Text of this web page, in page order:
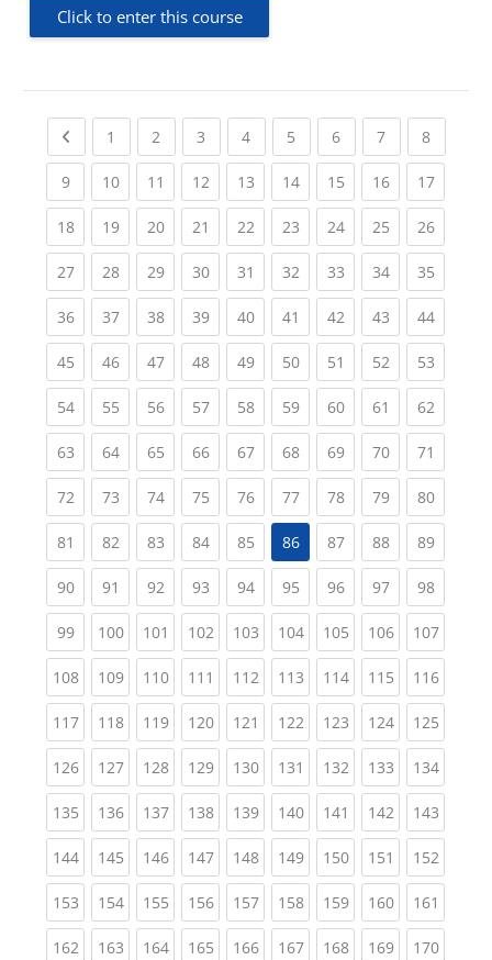
Click to enter this course
Previous page
1 (current)
2 (current)
3 (current)
4(current)
5 (current)
6(current)
7(current)
8(current)
9(current)
10(current)
11 (current)
12(current)
13(current)
14(current)
15(current)
16(current)
17
18(current)
19(current)
20(current)
21 (current)
22(current)
23(current)
24(current)
25(current)
26
27(current)
28(current)
29(current)
30(current)
31 (current)
32(current)
33(current)
34(current)
35
36(current)
37(current)
38(current)
39(current)
40(current)
41 (current)
42(current)
43(current)
44
45(current)
46(current)
47(current)
48(current)
49(current)
50(current)
51 (current)
52(current)
53
54(current)
55(current)
56(current)
57(current)
58(current)
59(current)
60(current)
61 (current)
62
63(current)
64(current)
65(current)
66(current)
67(current)
68(current)
69(current)
70(current)
71
72(current)
73(current)
74(current)
75(current)
76(current)
77(current)
78(current)
79(current)
80
81 (current)
82(current)
83(current)
84(current)
85(current)
86 87(current)
88(current)
89
90(current)
91 (current)
92(current)
93(current)
94(current)
95(current)
96(current)
97(current)
98
99(current)
100(current)
101 (current)
102(current)
103(current)
104(current)
105(current)
106(current)
107
108(current)
109(current)
110(current)
111 (current)
112(current)
113(current)
114(current)
115(current)
116
117(current)
118(current)
119(current)
120(current)
121 (current)
122(current)
123(current)
124(current)
125
126(current)
127(current)
128(current)
129(current)
130(current)
131 (current)
132(current)
133(current)
134
135(current)
136(current)
137(current)
138(current)
139(current)
140(current)
141 (current)
142(current)
143
144(current)
145(current)
146(current)
147(current)
148(current)
149(current)
150(current)
151 (current)
152
153(current)
154(current)
155(current)
156(current)
157(current)
158(current)
159(current)
160(current)
161
162(current)
163(current)
164(current)
165(current)
166(current)
167(current)
168(current)
169(current)
170